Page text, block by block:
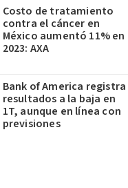
Costo de tratamiento
contra el cáncer en
México aumentó 11% en
2023: AXA
Bank of America registra
resultados a la baja en
1T, aunque en línea con
previsiones